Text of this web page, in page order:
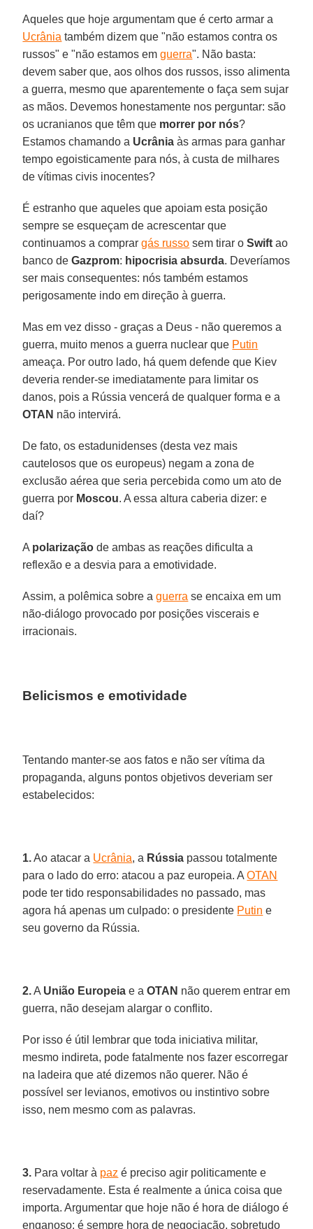
Aqueles que hoje argumentam que é certo armar a
Ucrânia também dizem que "não estamos contra os
russos" e "não estamos emguerra". Não basta:
devem saber que, aos olhos dos russos, isso alimenta
a guerra, mesmo que aparentemente o faça sem sujar
as mãos. Devemos honestamente nos perguntar: são
os ucranianos que têm que morrer por nós?
Estamos chamando a Ucrânia às armas para ganhar
tempo egoisticamente para nós, à custa de milhares
de vítimas civis inocentes?
É estranho que aqueles que apoiam esta posição
sempre se esqueçam de acrescentar que
continuamos a comprargás russo sem tirar oSwift ao
banco deGazprom: hipocrisia absurda. Deveríamos
ser mais consequentes: nós também estamos
perigosamente indo em direção à guerra.
Mas em vez disso - graças a Deus - não queremos a
guerra, muito menos a guerra nuclear que Putin
ameaça. Por outro lado, há quem defende que Kiev
deveria render-se imediatamente para limitar os
danos, pois a Rússia vencerá de qualquer forma e a
OTAN não intervirá.
De fato, os estadunidenses (desta vez mais
cautelosos que os europeus) negam a zona de
exclusão aérea que seria percebida como um ato de
guerra por Moscou. A essa altura caberia dizer: e
daí?
A polarização de ambas as reações dificulta a
reflexão e a desvia para a emotividade.
Assim, a polêmica sobre aguerra se encaixa em um
não-diálogo provocado por posições viscerais e
irracionais.
Belicismos e emotividade
Tentando manter-se aos fatos e não ser vítima da
propaganda, alguns pontos objetivos deveriam ser
estabelecidos:
1.Ao atacar a Ucrânia, a Rússia passou totalmente
para o lado do erro: atacou a paz europeia. AOTAN
pode ter tido responsabilidades no passado, mas
agora há apenas um culpado: o presidente Putin e
seu governo da Rússia.
2.A União Europeia e aOTAN não querem entrar em
guerra, não desejam alargar o conflito.
Por isso é útil lembrar que toda iniciativa militar,
mesmo indireta, pode fatalmente nos fazer escorregar
na ladeira que até dizemos não querer. Não é
possível ser levianos, emotivos ou instintivo sobre
isso, nem mesmo com as palavras.
3. Para voltar à paz é preciso agir politicamente e
reservadamente. Esta é realmente a única coisa que
importa. Argumentar que hoje não é hora de diálogo é
enganoso: é sempre hora de negociação, sobretudo